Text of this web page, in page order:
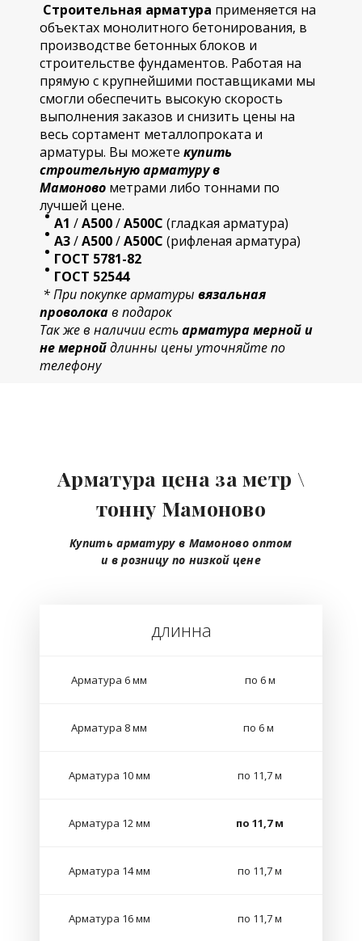
Строительная арматура применяется на
объектах монолитного бетонирования, в
производстве бетонных блоков и
строительстве фундаментов. Работая на
прямую с крупнейшими поставщиками мы
смогли обеспечить высокую скорость
выполнения заказов и снизить цены на
весь сортамент металлопроката и
арматуры. Вы можете купить
строительнуюарматуру в
Мамоново метрами либо тоннами по
лучшей цене.
А1 /А500/А500С (гладкая арматура)
А3/А500/А500С (рифленая арматура)
ГОСТ 5781-82
ГОСТ 52544
* При покупке арматуры вязальная
проволокав подарок
Так же в наличии естьарматура мерной и
не мернойдлинны цены уточняйте по
телефону
Арматура цена за метр \
тонну Мамоново
Купить арматуру в Мамоновооптом
и в розницу по низкой цене
длинна
Арматура 6 мм по 6 м
Арматура 8 мм по 6 м
Арматура 10 мм по 11,7 м
Арматура 12 мм по 11,7 м
Арматура 14 мм по 11,7 м
Арматура 16 мм по 11,7 м